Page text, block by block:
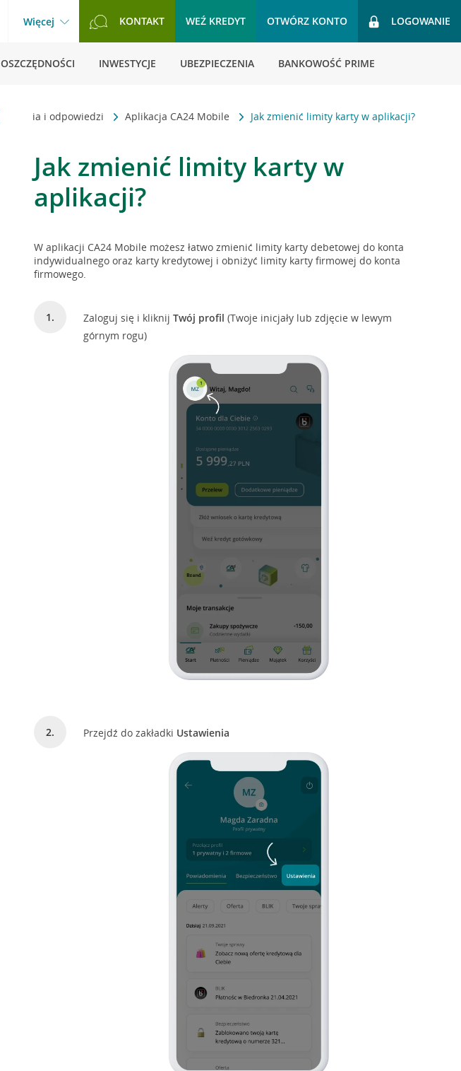
Więcej KONTAKT WEŹ KREDYT OTWÓRZ KONTO LOGOWANIE
OSZCZĘDNOŚCI INWESTYCJE UBEZPIECZENIA BANKOWOŚĆ PRIME
Pytania i odpowiedzi Aplikacja CA24 Mobile Jak zmienić limity karty w aplikacji?
Jak zmienić limity karty w
aplikacji?
W aplikacji CA24 Mobile możesz łatwo zmienić limity karty debetowej do konta
indywidualnego oraz karty kredytowej i obniżyć limity karty firmowej do konta
firmowego.
Zaloguj się i kliknijTwój profil (Twoje inicjały lub zdjęcie w lewym
górnym rogu)
Przejdź do zakładki Ustawienia